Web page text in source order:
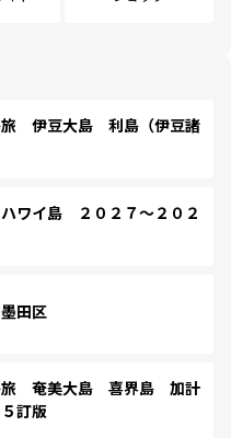
伊豆大島 利島（伊豆諸
ワイ島 ２０２７～２０２
田区
奄美大島 喜界島 加計
訂版